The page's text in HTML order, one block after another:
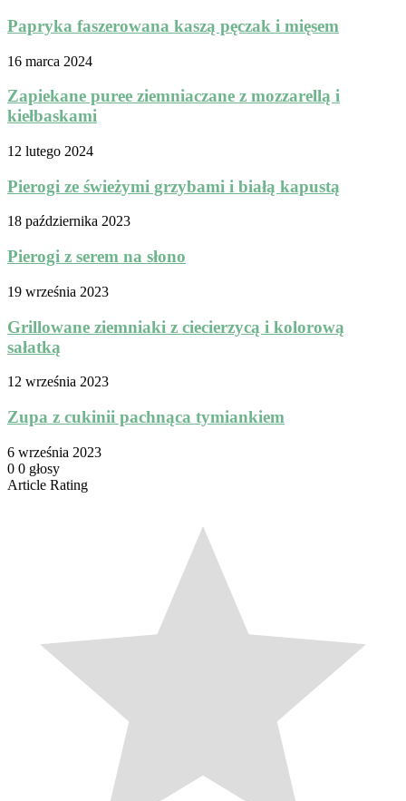
Papryka faszerowana kaszą pęczak i mięsem
16 marca 2024
Zapiekane puree ziemniaczane z mozzarellą i
kiełbaskami
12 lutego 2024
Pierogi ze świeżymi grzybami i białą kapustą
18 października 2023
Pierogi z serem na słono
19 września 2023
Grillowane ziemniaki z ciecierzycą i kolorową
sałatką
12 września 2023
Zupa z cukinii pachnąca tymiankiem
6 września 2023
0 0 głosy
Article Rating